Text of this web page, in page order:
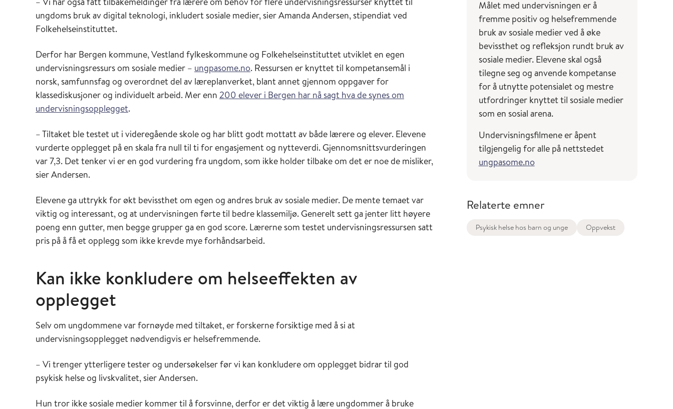
ungdoms bruk av digital teknologi, inkludert sosiale medier, sier Amanda Andersen, stipendiat ved
Folkehelseinstituttet.
Derfor har Bergen kommune, Vestland fylkeskommune og Folkehelseinstituttet utviklet en egen
undervisningsressurs om sosiale medier – ungpasome.no. Ressursen er knyttet til kompetansemål i
norsk, samfunnsfag og overordnet del av læreplanverket, blant annet gjennom oppgaver for
klassediskusjoner og individuelt arbeid. Mer enn 200 elever i Bergen har nå sagt hva de synes om
undervisningsopplegget.
– Tiltaket ble testet ut i videregående skole og har blitt godt mottatt av både lærere og elever. Elevene
vurderte opplegget på en skala fra null til ti for engasjement og nytteverdi. Gjennomsnittsvurderingen
var 7,3. Det tenker vi er en god vurdering fra ungdom, som ikke holder tilbake om det er noe de misliker,
sier Andersen.
Elevene ga uttrykk for økt bevissthet om egen og andres bruk av sosiale medier. De mente temaet var
viktig og interessant, og at undervisningen førte til bedre klassemiljø. Generelt sett ga jenter litt høyere
poeng enn gutter, men begge grupper ga en god score. Lærerne som testet undervisningsressursen satt
pris på å få et opplegg som ikke krevde mye forhåndsarbeid.
Kan ikke konkludere om helseeffekten av
opplegget
Selv om ungdommene var fornøyde med tiltaket, er forskerne forsiktige med å si at
undervisningsopplegget nødvendigvis er helsefremmende.
– Vi trenger ytterligere tester og undersøkelser før vi kan konkludere om opplegget bidrar til god
psykisk helse og livskvalitet, sier Andersen.
Hun tror ikke sosiale medier kommer til å forsvinne, derfor er det viktig å lære ungdommer å bruke
Målet med undervisningen er å
fremme positiv og helsefremmende
bruk av sosiale medier ved å øke
bevissthet og refleksjon rundt bruk av
sosiale medier. Elevene skal også
tilegne seg og anvende kompetanse
for å utnytte potensialet og mestre
utfordringer knyttet til sosiale medier
som en sosial arena.
Undervisningsfilmene er åpent
tilgjengelig for alle på nettstedet
ungpasome.no
Relaterte emner
Psykisk helse hos barn og unge Oppvekst